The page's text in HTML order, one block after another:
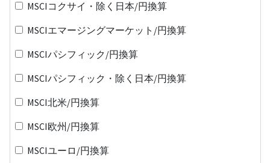
MSCIコクサイ・除く日本/円換算
MSCIエマージングマーケット/円換算
MSCIパシフィック/円換算
MSCIパシフィック・除く日本/円換算
MSCI北米/円換算
MSCI欧州/円換算
MSCIユーロ/円換算